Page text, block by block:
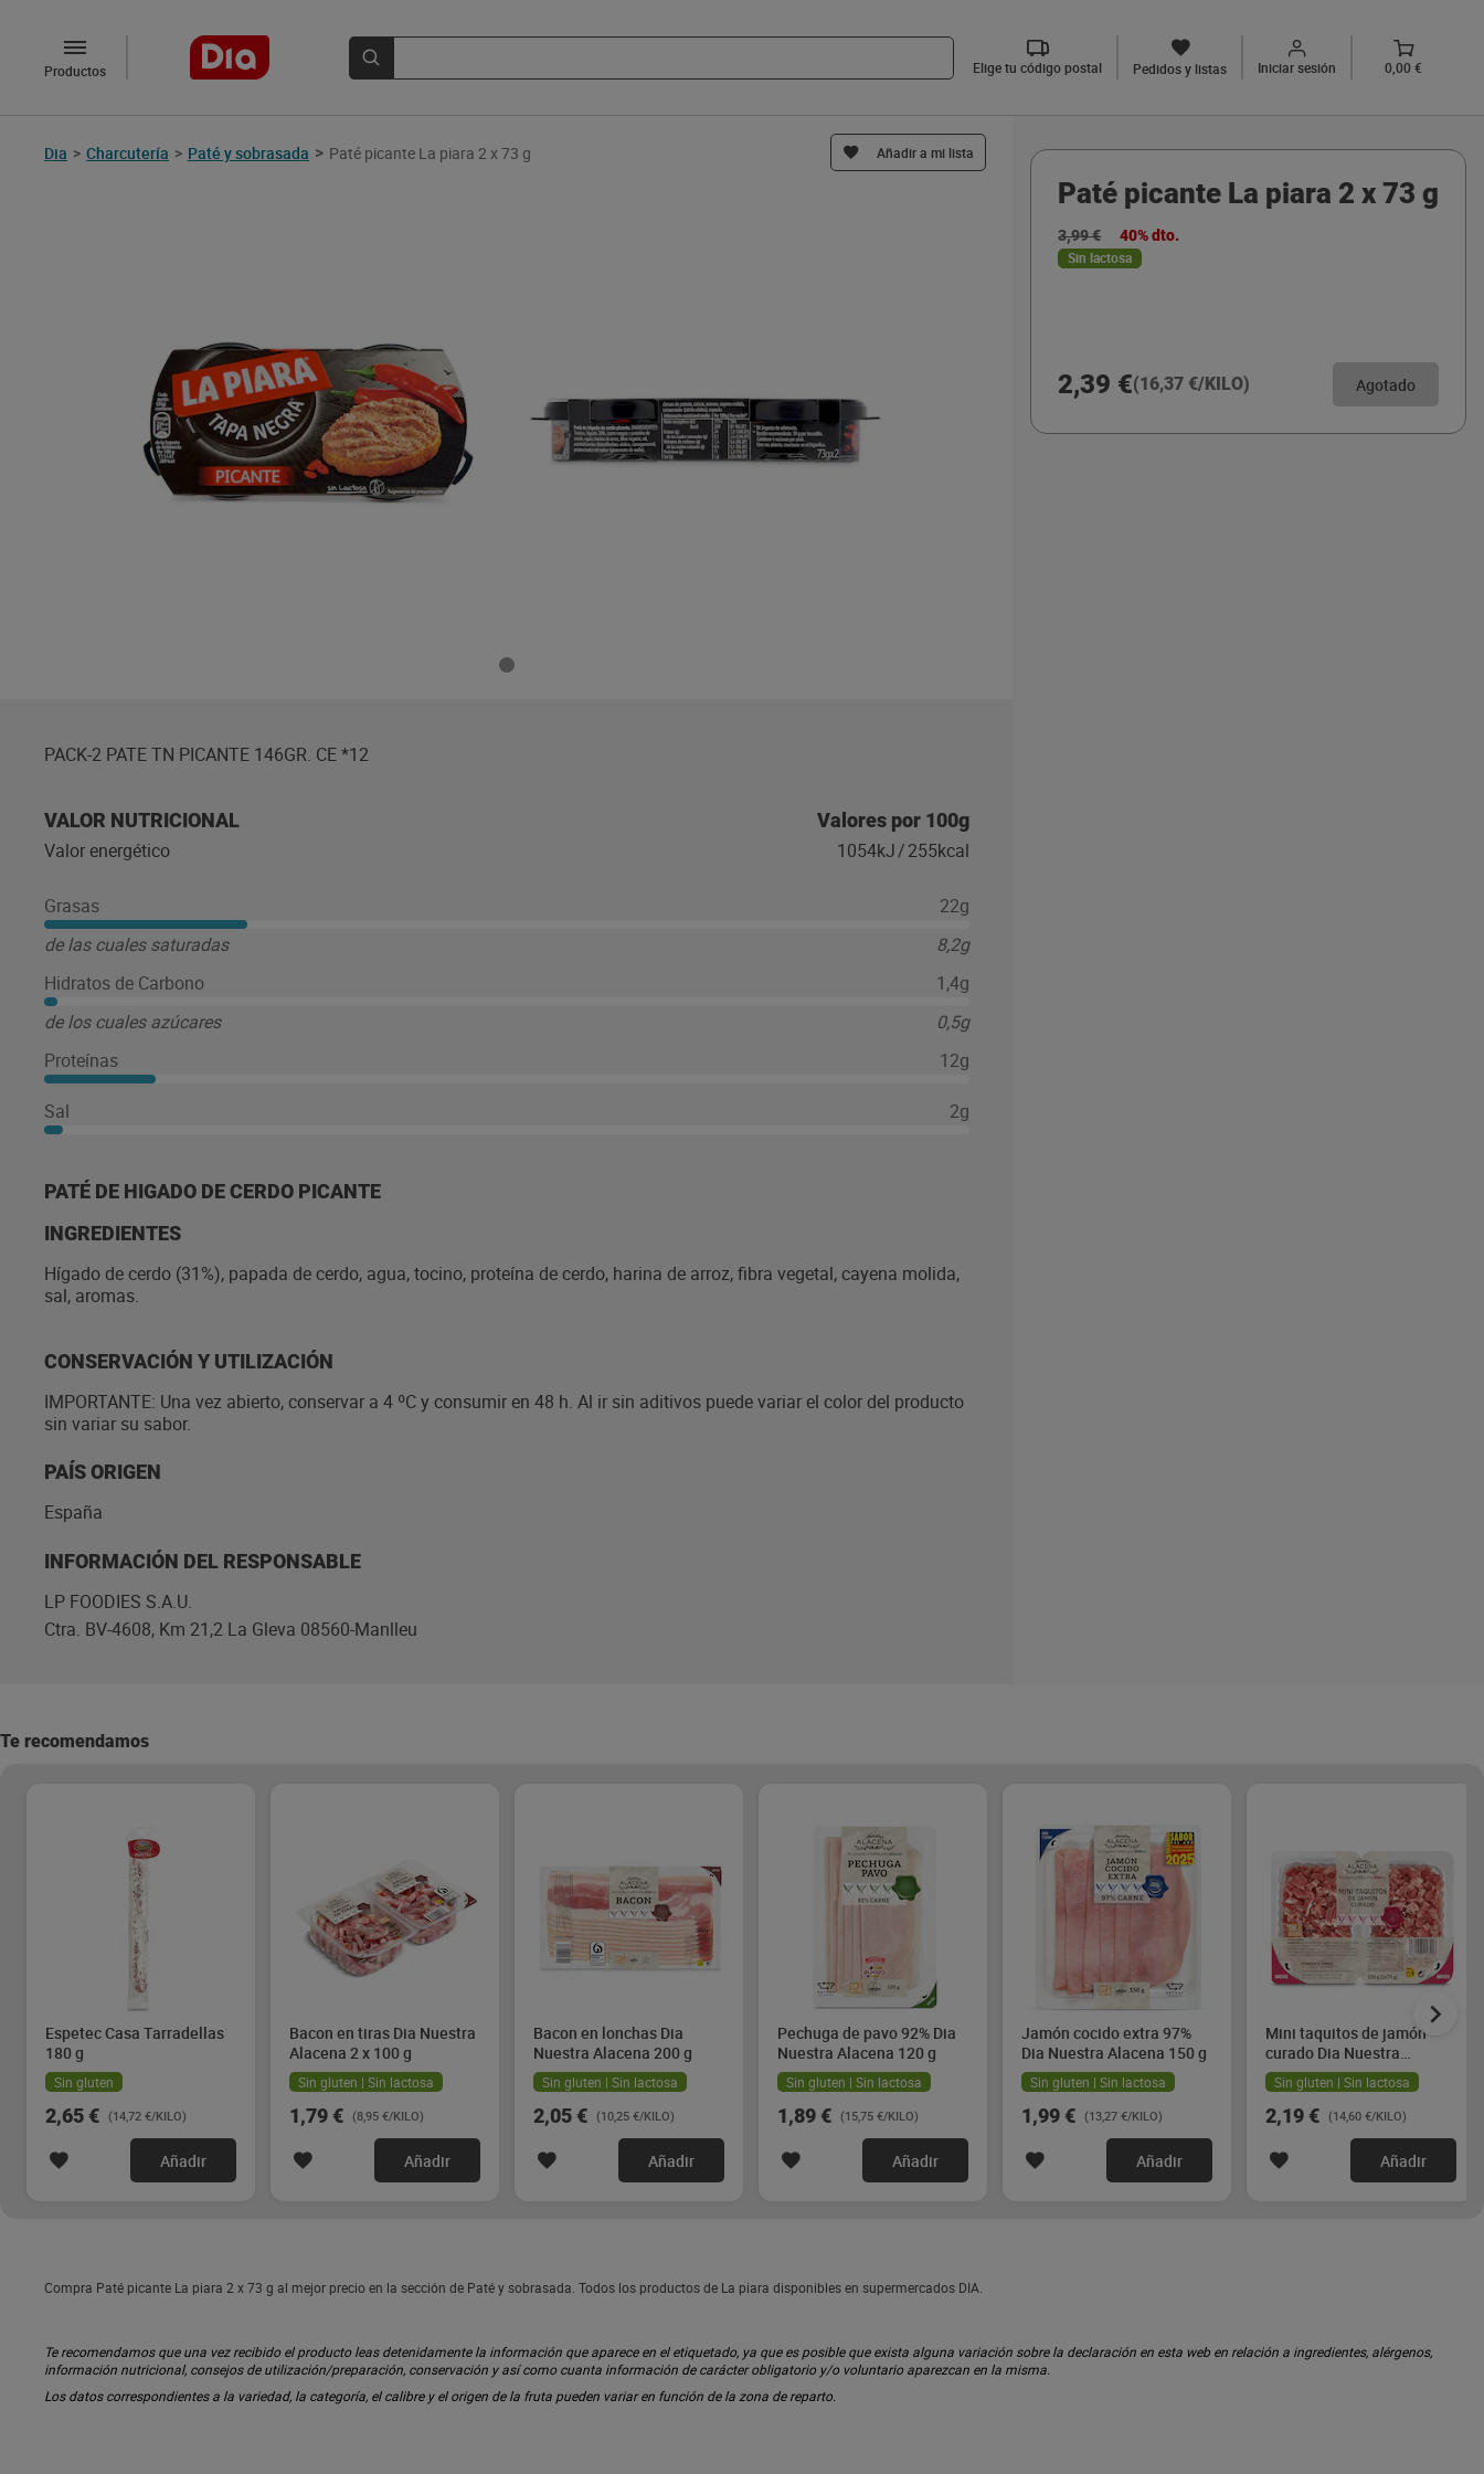
Productos Elige tu código postal Pedidos y listas Iniciar sesión 0,00 €
Dia > Charcutería > Paté y sobrasada > Paté picante La piara 2 x 73 g Añadir a mi lista
PACK-2 PATE TN PICANTE 146GR. CE *12
VALOR NUTRICIONAL Valores por 100g
Valor energético 1054kJ/255kcal
Grasas
22g
de las cuales saturadas
8,2g
Hidratos de Carbono
1,4g
de los cuales azúcares
0,5g
Proteínas
12g
Sal 2g
PATÉ DE HIGADO DE CERDO PICANTE
INGREDIENTES
Hígado de cerdo (31%), papada de cerdo, agua, tocino, proteína de cerdo, harina de arroz, fibra vegetal, cayena molida,
sal, aromas.
CONSERVACIÓN Y UTILIZACIÓN
IMPORTANTE: Una vez abierto, conservar a 4 ºC y consumir en 48 h. Al ir sin aditivos puede variar el color del producto
sin variar su sabor.
PAÍS ORIGEN
España
INFORMACIÓN DEL RESPONSABLE
LP FOODIES S.A.U.
Ctra. BV-4608, Km 21,2 La Gleva 08560-Manlleu
Paté picante La piara 2 x 73 g
3,99 €
40% dto.
Sin lactosa
2,39 €(16,37 €/KILO) Agotado
Te recomendamos
Espetec Casa Tarradellas
180 g
Sin gluten
2,65 € (14,72 €/KILO)
Añadir
Bacon en tiras Dia Nuestra
Alacena 2 x 100 g
Sin gluten | Sin lactosa
1,79 € (8,95 €/KILO)
Añadir
Bacon en lonchas Dia
Nuestra Alacena 200 g
Sin gluten | Sin lactosa
2,05 € (10,25 €/KILO)
Añadir
Pechuga de pavo 92% Dia
Nuestra Alacena 120 g
Sin gluten | Sin lactosa
1,89 € (15,75 €/KILO)
Añadir
Jamón cocido extra 97%
Dia Nuestra Alacena 150 g
Sin gluten | Sin lactosa
1,99 € (13,27 €/KILO)
Añadir
Mini taquitos de jamón
curado Dia Nuestra
Alacena 2 x 75 g
Sin gluten | Sin lactosa
2,19 € (14,60 €/KILO)
Añadir
Compra Paté picante La piara 2 x 73 g al mejor precio en la sección de Paté y sobrasada. Todos los productos de La piara disponibles en supermercados DIA.
Te recomendamos que una vez recibido el producto leas detenidamente la información que aparece en el etiquetado, ya que es posible que exista alguna variación sobre la declaración en esta web en relación a ingredientes, alérgenos,
información nutricional, consejos de utilización/preparación, conservación y así como cuanta información de carácter obligatorio y/o voluntario aparezcan en la misma.
Los datos correspondientes a la variedad, la categoría, el calibre y el origen de la fruta pueden variar en función de la zona de reparto.